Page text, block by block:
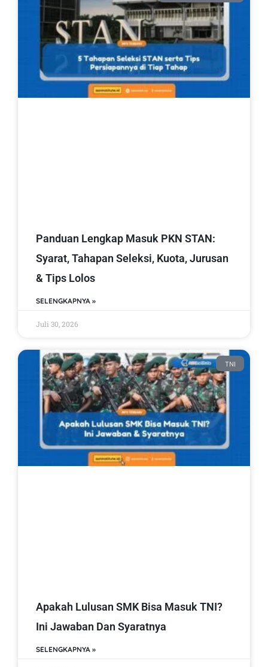
Panduan Lengkap Masuk PKN STAN:
Syarat, Tahapan Seleksi, Kuota, Jurusan
& Tips Lolos
SELENGKAPNYA »
Juli 30, 2026
TNI
Apakah Lulusan SMK Bisa Masuk TNI?
Ini Jawaban Dan Syaratnya
SELENGKAPNYA »